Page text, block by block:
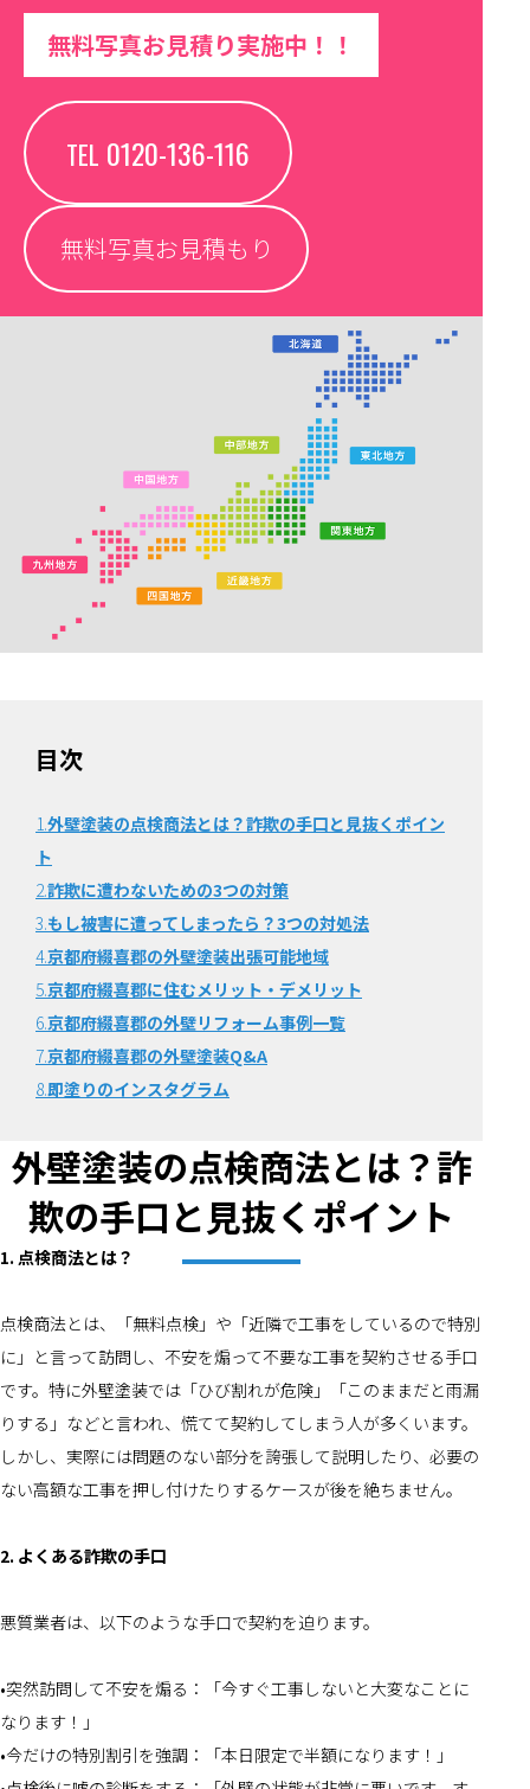
無料写真お見積り実施中！！
TEL 0120-136-116
無料写真お見積もり
目次
1.外壁塗装の点検商法とは？詐欺の手口と見抜くポイン
ト
2.詐欺に遭わないための3つの対策
3.もし被害に遭ってしまったら？3つの対処法
4.京都府綴喜郡の外壁塗装出張可能地域
5.京都府綴喜郡に住むメリット・デメリット
6.京都府綴喜郡の外壁リフォーム事例一覧
7.京都府綴喜郡の外壁塗装Q&A
8.即塗りのインスタグラム
外壁塗装の点検商法とは？詐
欺の手口と見抜くポイント
1. 点検商法とは？
点検商法とは、「無料点検」や「近隣で工事をしているので特別
に」と言って訪問し、不安を煽って不要な工事を契約させる手口
です。特に外壁塗装では「ひび割れが危険」「このままだと雨漏
りする」などと言われ、慌てて契約してしまう人が多くいます。
しかし、実際には問題のない部分を誇張して説明したり、必要の
ない高額な工事を押し付けたりするケースが後を絶ちません。
2. よくある詐欺の手口
悪質業者は、以下のような手口で契約を迫ります。
•突然訪問して不安を煽る：「今すぐ工事しないと大変なことに
なります！」
•今だけの特別割引を強調：「本日限定で半額になります！」